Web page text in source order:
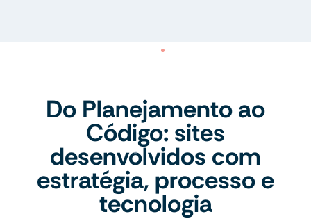
Do Planejamento ao
Código: sites
desenvolvidos com
estratégia, processo e
tecnologia